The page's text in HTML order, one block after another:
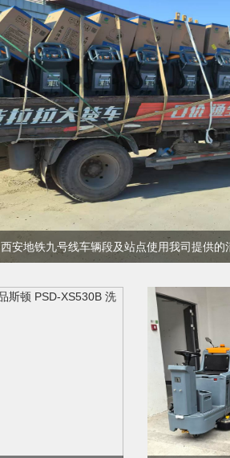
西安地铁九号线车辆段及站点使用我司提供的